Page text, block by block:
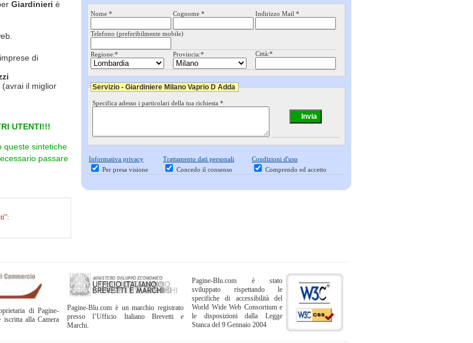
Giardinieri è
di
il miglior
UTENTI!!!
queste sintetiche
passare
Nome * Cognome * Indirizzo Mail *
Telefono (preferibilmente mobile)
Regione:* Provincia:* Città:*
Servizio - Giardiniere Milano Vaprio D Adda
Specifica adesso i particolari della tua richiesta *
Informativa privacy
Per presa visione
Trattamento dati personali
Concedo il consenso
Condizioni d'uso
Comprendo ed accetto
di Pagine-
iscritta alla Camera
Pagine-Blu.com è un marchio registrato
presso l’Ufficio Italiano Brevetti e
Marchi.
Pagine-Blu.com è stato
sviluppato rispettando le
specifiche di accessibilità del
World Wide Web Consortium e
le disposizioni dalla Legge
Stanca del 9 Gennaio 2004